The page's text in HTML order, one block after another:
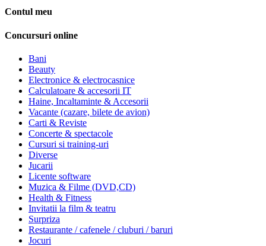
Contul meu
Concursuri online
Bani
Beauty
Electronice & electrocasnice
Calculatoare & accesorii IT
Haine, Incaltaminte & Accesorii
Vacante (cazare, bilete de avion)
Carti & Reviste
Concerte & spectacole
Cursuri si training-uri
Diverse
Jucarii
Licente software
Muzica & Filme (DVD,CD)
Health & Fitness
Invitatii la film & teatru
Surpriza
Restaurante / cafenele / cluburi / baruri
Jocuri